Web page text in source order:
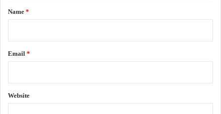
*
Name *
Email *
Website